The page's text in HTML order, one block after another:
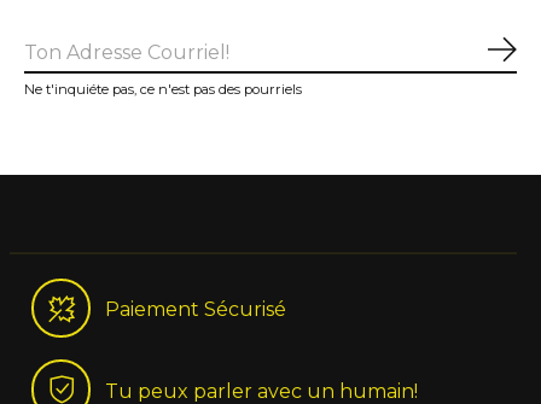
Ne t'inquiéte pas, ce n'est pas des pourriels
Paiement Sécurisé
Tu peux parler avec un humain!